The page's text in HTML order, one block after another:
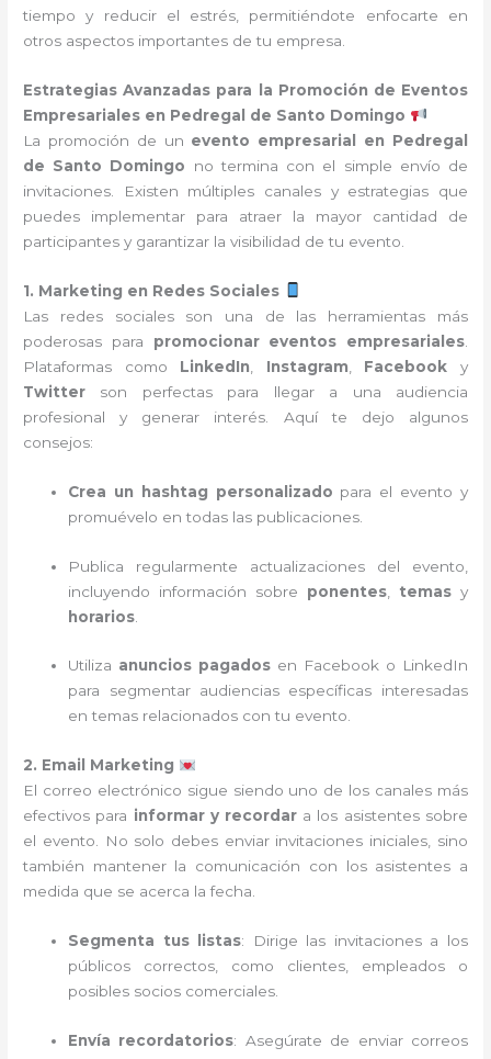
tiempo y reducir el estrés, permitiéndote enfocarte en
otros aspectos importantes de tu empresa.
Estrategias Avanzadas para la Promoción de Eventos
Empresariales en Pedregal de Santo Domingo
La promoción de un evento empresarial en Pedregal
de Santo Domingo no termina con el simple envío de
invitaciones. Existen múltiples canales y estrategias que
puedes implementar para atraer la mayor cantidad de
participantes y garantizar la visibilidad de tu evento.
1. Marketing en Redes Sociales
Las redes sociales son una de las herramientas más
poderosas para promocionar eventos empresariales.
Plataformas como LinkedIn Instagram Facebook y
Twitter son perfectas para llegar a una audiencia
profesional y generar interés. Aquí te dejo algunos
consejos:
Crea un hashtag personalizado para el evento y
promuévelo en todas las publicaciones.
Publica regularmente actualizaciones del evento,
incluyendo información sobre ponentes temas y
horarios
Utiliza anuncios pagados en Facebook o LinkedIn
para segmentar audiencias específicas interesadas
en temas relacionados con tu evento.
2. Email Marketing
El correo electrónico sigue siendo uno de los canales más
efectivos para informar y recordar a los asistentes sobre
el evento. No solo debes enviar invitaciones iniciales, sino
también mantener la comunicación con los asistentes a
medida que se acerca la fecha.
Segmenta tus listas: Dirige las invitaciones a los
públicos correctos, como clientes, empleados o
posibles socios comerciales.
Envía recordatorios: Asegúrate de enviar correos